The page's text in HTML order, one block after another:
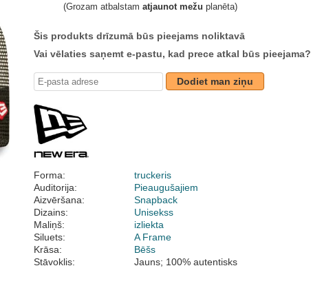
(Grozam atbalstam atjaunot mežu planēta)
Šis produkts drīzumā būs pieejams noliktavā
Vai vēlaties saņemt e-pastu, kad prece atkal būs pieejama?
Dodiet man ziņu
Forma:
truckeris
Auditorija:
Pieaugušajiem
Aizvēršana:
Snapback
Dizains:
Unisekss
Maliņš:
izliekta
Siluets:
A Frame
Krāsa:
Bēšs
Stāvoklis:
Jauns; 100% autentisks